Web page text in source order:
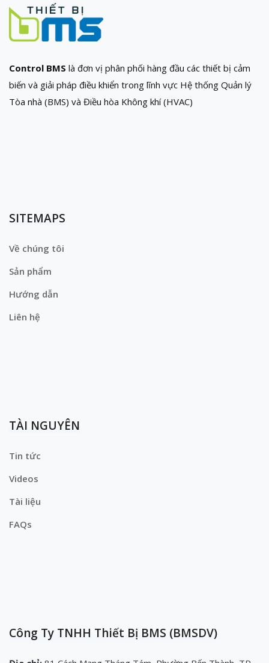
Control BMS là đơn vị phân phối hàng đầu các thiết bị cảm
biến và giải pháp điều khiển trong lĩnh vực Hệ thống Quản lý
Tòa nhà (BMS) và Điều hòa Không khí (HVAC)
SITEMAPS
Về chúng tôi
Sản phẩm
Hướng dẫn
Liên hệ
TÀI NGUYÊN
Tin tức
Videos
Tài liệu
FAQs
Công Ty TNHH Thiết Bị BMS (BMSDV)